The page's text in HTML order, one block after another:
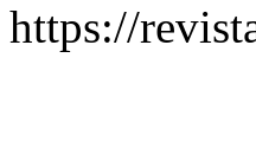
https://